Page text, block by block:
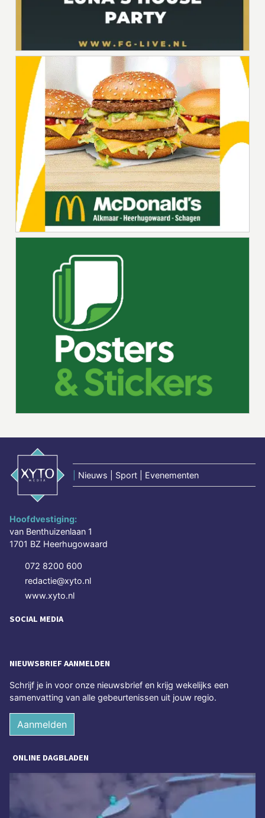
Nieuws | Sport | Evenementen
Hoofdvestiging:
van Benthuizenlaan 1
1701 BZ Heerhugowaard
072 8200 600
redactie@xyto.nl
www.xyto.nl
SOCIAL MEDIA
NIEUWSBRIEF AANMELDEN
Schrijf je in voor onze nieuwsbrief en krijg wekelijks een
samenvatting van alle gebeurtenissen uit jouw regio.
Aanmelden
ONLINE DAGBLADEN